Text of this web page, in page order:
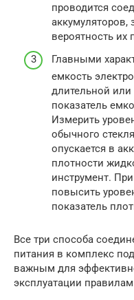
проводится
аккумуляторов,
вероятность их
Главными
емкость
длительной или
показатель
Измерить
обычного
опускается в
плотности
инструмент.
повысить
показатель
Все три способа
питания в комплекс
важным для
эксплуатации